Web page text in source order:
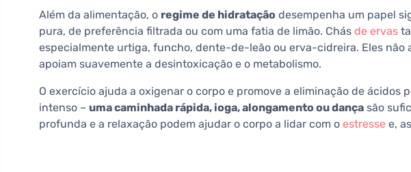
Além da alimentação, o regime de hidratação desempenha um papel
pura, de preferência filtrada ou com uma fatia de limão. Chás de ervas
especialmente urtiga, funcho, dente-de-leão ou erva-cidreira. Eles não
apoiam suavemente a desintoxicação e o metabolismo.
O exercício ajuda a oxigenar o corpo e promove a eliminação de ácidos
intenso – uma caminhada rápida, ioga, alongamento ou dança são
profunda e a relaxação podem ajudar o corpo a lidar com o estresse e,